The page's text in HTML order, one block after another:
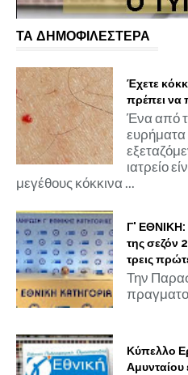
ΤΑ ΔΗΜΟΦΙΛΕΣΤΕΡΑ
Έχετε
πρέπει να
Ένα από
ιατρείο
μεγέθους κόκκινα ...
Γ' ΕΘΝΙΚΗ:
της σεζόν
τρεις
Την
Κύπελλο
Αμυνταίου